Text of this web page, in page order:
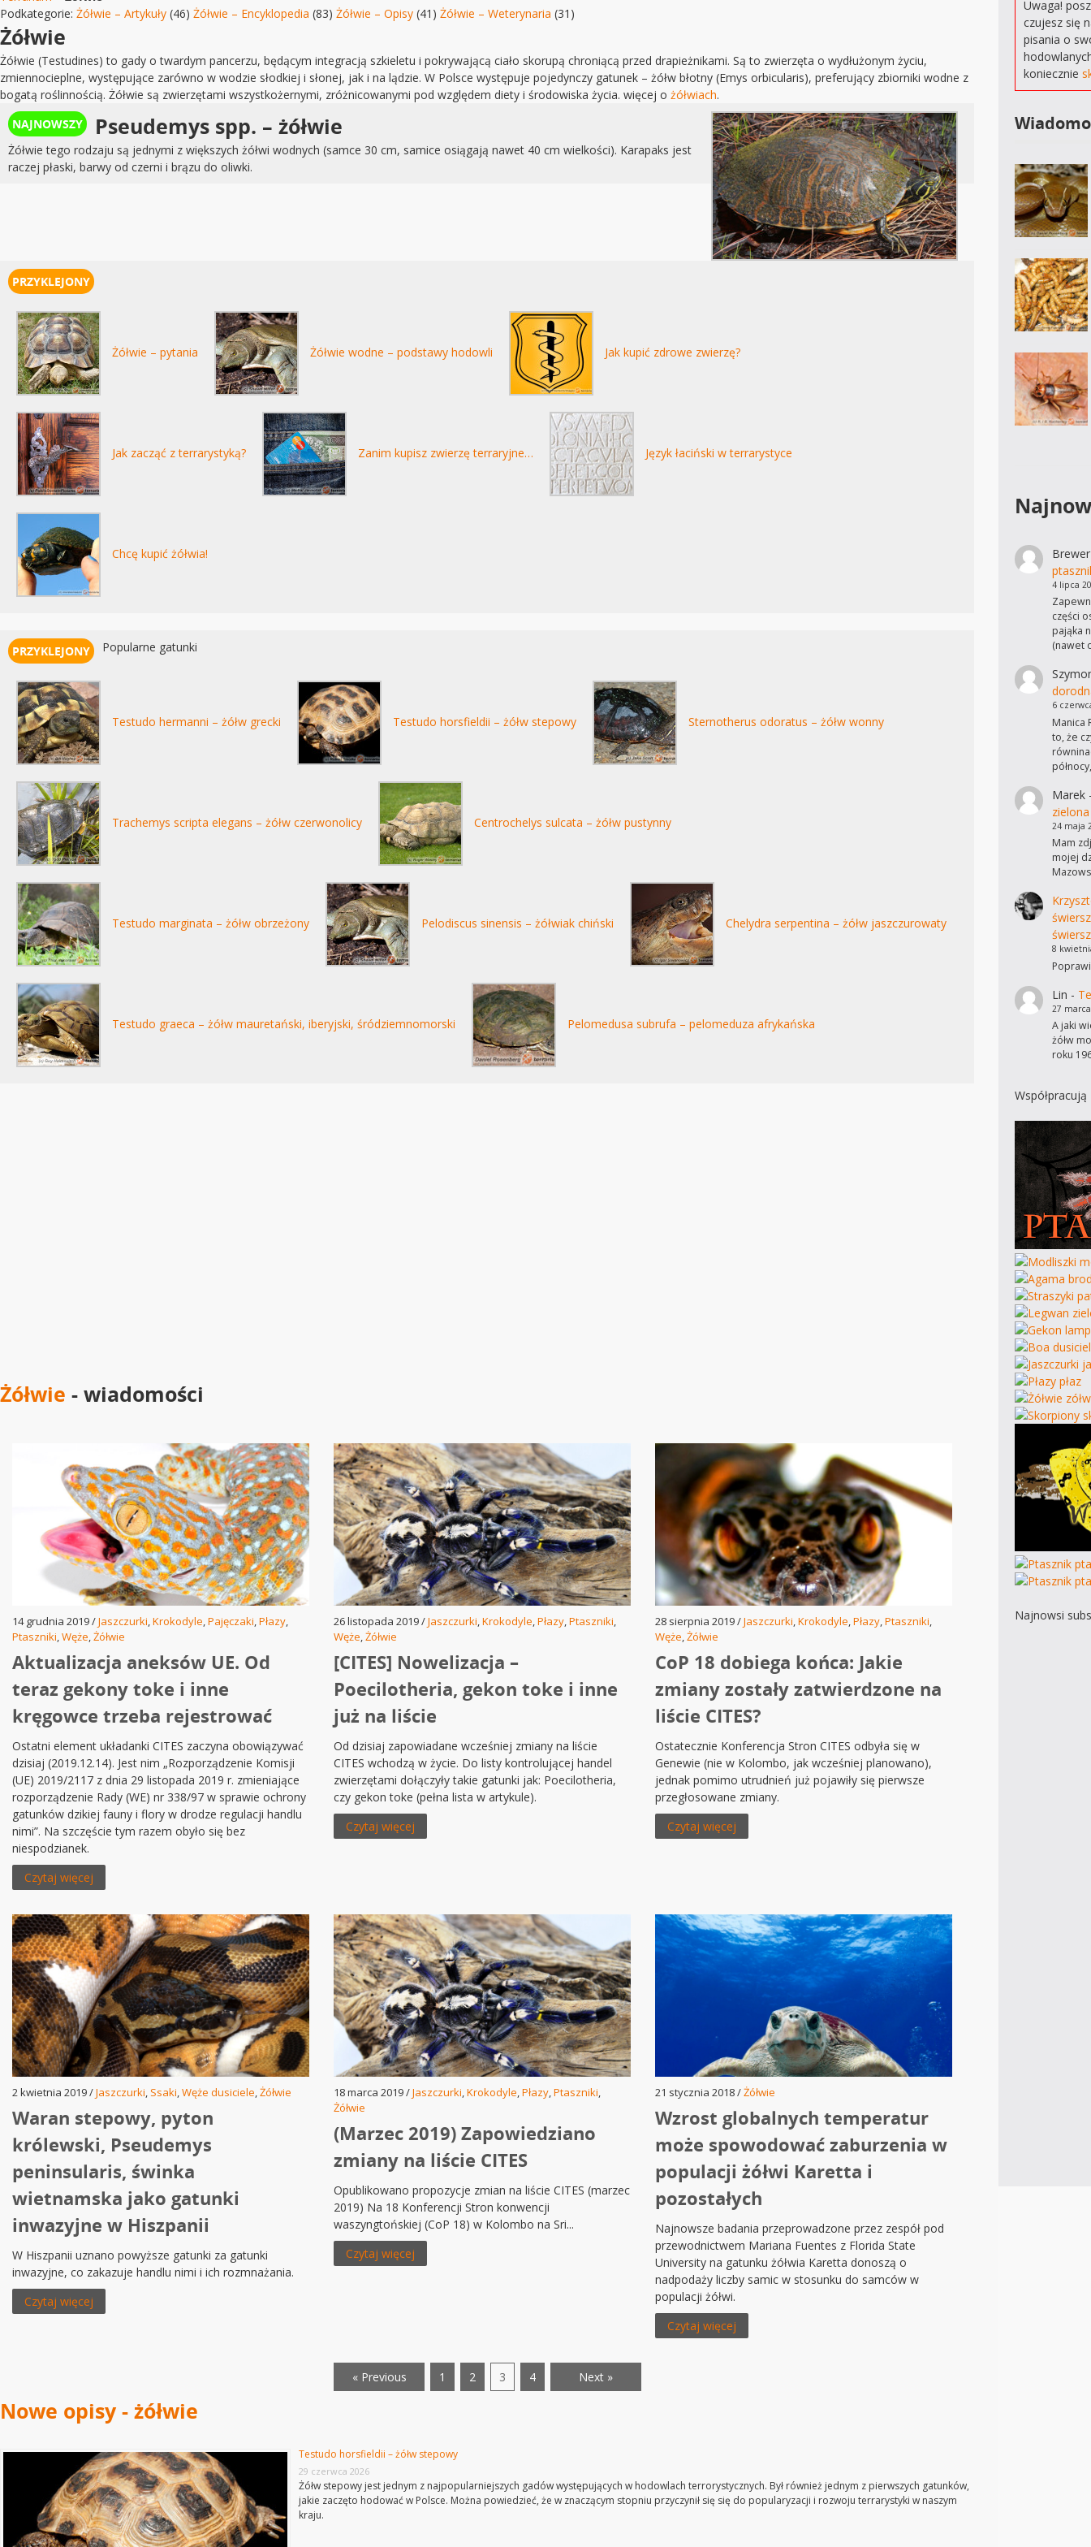
Podkategorie: Żółwie – Artykuły (46) Żółwie – Encyklopedia (83) Żółwie – Opisy (41) Żółwie – Weterynaria (31)
Żółwie
Żółwie (Testudines) to gady o twardym pancerzu, będącym integracją szkieletu i pokrywającą ciało skorupą chroniącą przed drapieżnikami. Są to zwierzęta o wydłużonym życiu,
zmiennocieplne, występujące zarówno w wodzie słodkiej i słonej, jak i na lądzie. W Polsce występuje pojedynczy gatunek – żółw błotny (Emys orbicularis), preferujący zbiorniki wodne z
bogatą roślinnością. Żółwie są zwierzętami wszystkożernymi, zróżnicowanymi pod względem diety i środowiska życia. więcej o żółwiach.
Pseudemys spp. – żółwie
Żółwie tego rodzaju są jednymi z większych żółwi wodnych (samce 30 cm, samice osiągają nawet 40 cm wielkości). Karapaks jest
raczej płaski, barwy od czerni i brązu do oliwki.
Żółwie – pytania Żółwie wodne – podstawy hodowli Jak kupić zdrowe zwierzę?
Jak zacząć z terrarystyką? Zanim kupisz zwierzę terraryjne… Język łaciński w terrarystyce
Chcę kupić żółwia!
Popularne gatunki
Testudo hermanni – żółw grecki Testudo horsfieldii – żółw stepowy Sternotherus odoratus – żółw wonny
Trachemys scripta elegans – żółw czerwonolicy Centrochelys sulcata – żółw pustynny
Testudo marginata – żółw obrzeżony Pelodiscus sinensis – żółwiak chiński Chelydra serpentina – żółw jaszczurowaty
Testudo graeca – żółw mauretański, iberyjski, śródziemnomorski Pelomedusa subrufa – pelomeduza afrykańska
Żółwie - wiadomości
14 grudnia 2019 /Jaszczurki,Krokodyle,Pajęczaki,Płazy,
Ptaszniki,Węże,Żółwie
Aktualizacja aneksów UE. Od
teraz gekony toke i inne
kręgowce trzeba rejestrować
Ostatni element układanki CITES zaczyna obowiązywać
dzisiaj (2019.12.14). Jest nim „Rozporządzenie Komisji
(UE) 2019/2117 z dnia 29 listopada 2019 r. zmieniające
rozporządzenie Rady (WE) nr 338/97 w sprawie ochrony
gatunków dzikiej fauny i flory w drodze regulacji handlu
nimi”. Na szczęście tym razem obyło się bez
niespodzianek.
Czytaj więcej
26 listopada 2019 /Jaszczurki,Krokodyle,Płazy,Ptaszniki,
Węże,Żółwie
[CITES] Nowelizacja –
Poecilotheria, gekon toke i inne
już na liście
Od dzisiaj zapowiadane wcześniej zmiany na liście
CITES wchodzą w życie. Do listy kontrolującej handel
zwierzętami dołączyły takie gatunki jak: Poecilotheria,
czy gekon toke (pełna lista w artykule).
Czytaj więcej
28 sierpnia 2019 /Jaszczurki,Krokodyle,Płazy,Ptaszniki,
Węże,Żółwie
CoP 18 dobiega końca: Jakie
zmiany zostały zatwierdzone na
liście CITES?
Ostatecznie Konferencja Stron CITES odbyła się w
Genewie (nie w Kolombo, jak wcześniej planowano),
jednak pomimo utrudnień już pojawiły się pierwsze
przegłosowane zmiany.
Czytaj więcej
2 kwietnia 2019 /Jaszczurki, Ssaki,Węże dusiciele,Żółwie
Waran stepowy, pyton
królewski, Pseudemys
peninsularis, świnka
wietnamska jako gatunki
inwazyjne w Hiszpanii
W Hiszpanii uznano powyższe gatunki za gatunki
inwazyjne, co zakazuje handlu nimi i ich rozmnażania.
Czytaj więcej
18 marca 2019 /Jaszczurki,Krokodyle,Płazy,Ptaszniki,
Żółwie
(Marzec 2019) Zapowiedziano
zmiany na liście CITES
Opublikowano propozycje zmian na liście CITES (marzec
2019) Na 18 Konferencji Stron konwencji
waszyngtońskiej (CoP 18) w Kolombo na Sri...
Czytaj więcej
21 stycznia 2018 /Żółwie
Wzrost globalnych temperatur
może spowodować zaburzenia w
populacji żółwi Karetta i
pozostałych
Najnowsze badania przeprowadzone przez zespół pod
przewodnictwem Mariana Fuentes z Florida State
University na gatunku żółwia Karetta donoszą o
nadpodaży liczby samic w stosunku do samców w
populacji żółwi.
Czytaj więcej
« Previous 1 2 3 4 Next »
Nowe opisy - żółwie
Testudo horsfieldii – żółw stepowy
29 czerwca 2026
Żółw stepowy jest jednym z najpopularniejszych gadów występujących w hodowlach terrorystycznych. Był również jednym z pierwszych gatunków,
jakie zaczęto hodować w Polsce. Można powiedzieć, że w znaczącym stopniu przyczynił się się do popularyzacji i rozwoju terrarystyki w naszym
kraju.
Uwaga!
czujesz się
pisania o
koniecznie
Brewer
4 lipca
części
pająka
(nawet
6
Manica
to, że
Marek
zielona
24 maja
Mam
mojej
8
Lin -
27
A jaki
żółw
roku
Najnowsi